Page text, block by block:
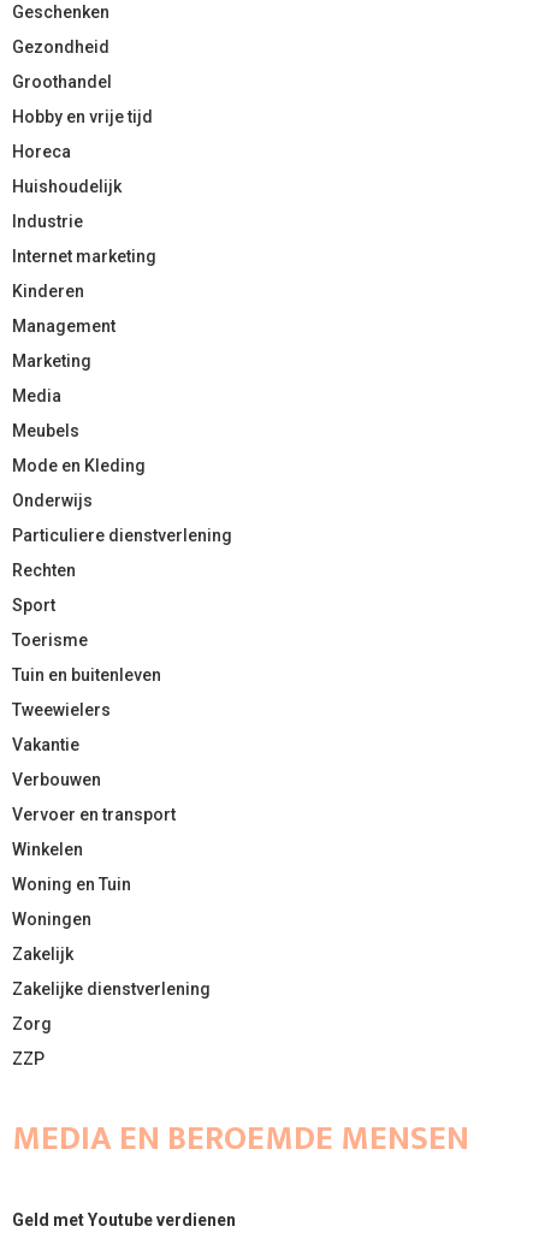
Geschenken
Gezondheid
Groothandel
Hobby en vrije tijd
Horeca
Huishoudelijk
Industrie
Internet marketing
Kinderen
Management
Marketing
Media
Meubels
Mode en Kleding
Onderwijs
Particuliere dienstverlening
Rechten
Sport
Toerisme
Tuin en buitenleven
Tweewielers
Vakantie
Verbouwen
Vervoer en transport
Winkelen
Woning en Tuin
Woningen
Zakelijk
Zakelijke dienstverlening
Zorg
ZZP
MEDIA EN BEROEMDE MENSEN
Geld met Youtube verdienen